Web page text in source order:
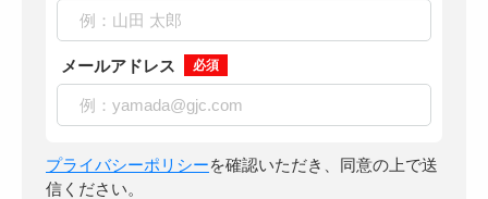
メールアドレス 必須
プライバシーポリシーを確認いただき、同意の上で送
信ください。